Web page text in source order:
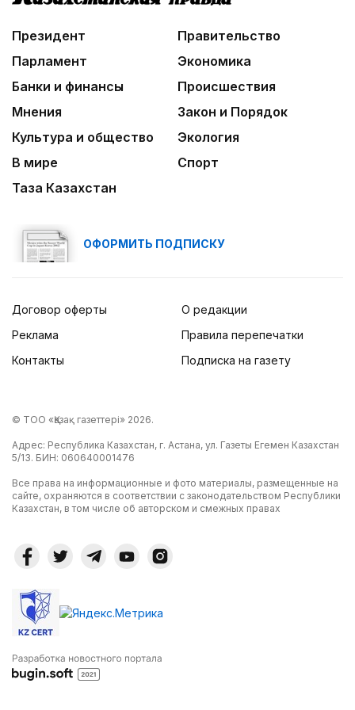
национального ремесла»
Президент
Правительство
Парламент
Экономика
Банки и финансы
Происшествия
Мнения
Закон и Порядок
Культура и общество
Экология
В мире
Спорт
Таза Казахстан
ОФОРМИТЬ ПОДПИСКУ
Договор оферты
Реклама
Контакты
О редакции
Правила перепечатки
Подписка на газету
© ТОО «Қазақ газеттері» 2026.
Адрес: Республика Казахстан, г. Астана, ул. Газеты Егемен Казахстан
5/13. БИН: 060640001476
Все права на информационные и фото материалы, размещенные на
сайте, охраняются в соответствии с законодательством Республики
Казахстан, в том числе об авторском и смежных правах